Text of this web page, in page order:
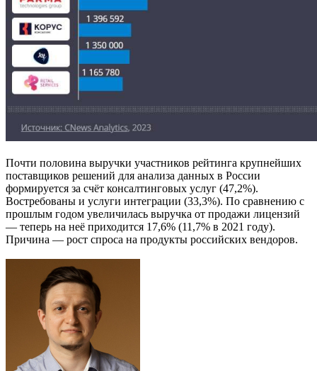
Почти половина выручки участников рейтинга крупнейших
поставщиков решений для анализа данных в России
формируется за счёт консалтинговых услуг (47,2%).
Востребованы и услуги интеграции (33,3%). По сравнению с
прошлым годом увеличилась выручка от продажи лицензий
— теперь на неё приходится 17,6% (11,7% в 2021 году).
Причина — рост спроса на продукты российских вендоров.